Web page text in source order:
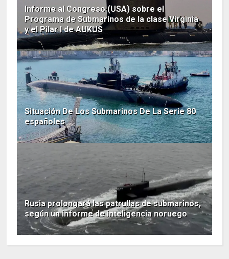
Informe al Congreso (USA) sobre el
Programa de Submarinos de la clase Virginia
y el Pilar I de AUKUS
Situación De Los Submarinos De La Serie 80
españoles
Rusia prolongará las patrullas de submarinos,
según un informe de inteligencia noruego